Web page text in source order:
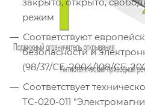
режим
Соответствуют
безопасности и
(98/37/СЕ, 2004/108/СЕ,
Соответствует
ТС-020-011